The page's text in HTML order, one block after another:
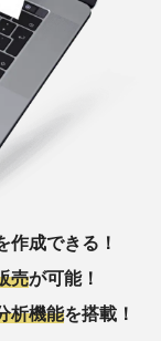
作成できる！
売が可能！
析機能を搭載！